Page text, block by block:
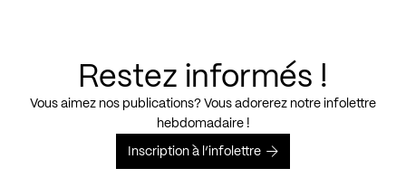
Restez informés !
Vous aimez nos publications? Vous adorerez notre infolettre
hebdomadaire !
Inscription à l’infolettre